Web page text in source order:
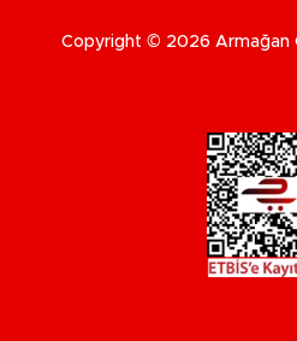
Copyright © 2026 Armağan